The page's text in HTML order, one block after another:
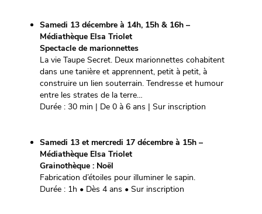
Samedi 13 décembre à 14h, 15h & 16h –
Médiathèque Elsa Triolet
Spectacle de marionnettes
La vie Taupe Secret. Deux marionnettes cohabitent
dans une tanière et apprennent, petit à petit, à
construire un lien souterrain. Tendresse et humour
entre les strates de la terre…
Durée : 30 min | De 0 à 6 ans | Sur inscription
Samedi 13 et mercredi 17 décembre à 15h –
Médiathèque Elsa Triolet
Grainothèque : Noël
Fabrication d’étoiles pour illuminer le sapin.
Durée : 1h • Dès 4 ans • Sur inscription